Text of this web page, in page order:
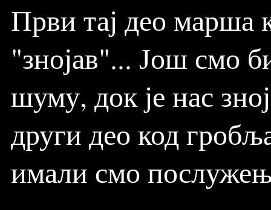
Први тај део марша
"знојав"... Још смо
шуму, док је нас
други део код
имали смо